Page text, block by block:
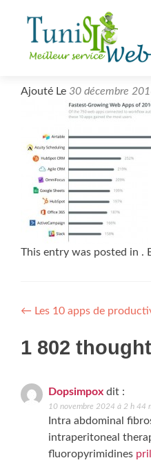
Ajouté Le 30 décembre
This entry was posted in .
Post
navigation
← Les 10 apps de
1 802
Dopsimpox dit :
10 novembre 2024 à 2 h 44
Intra abdominal
intraperitoneal
fluoropyrimidines